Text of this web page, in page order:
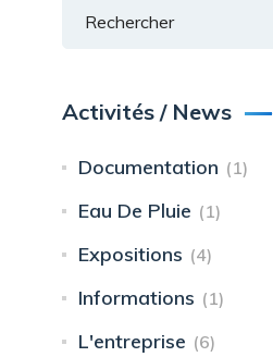
Activités / News
Documentation (1)
Eau De Pluie (1)
Expositions (4)
Informations (1)
L'entreprise (6)